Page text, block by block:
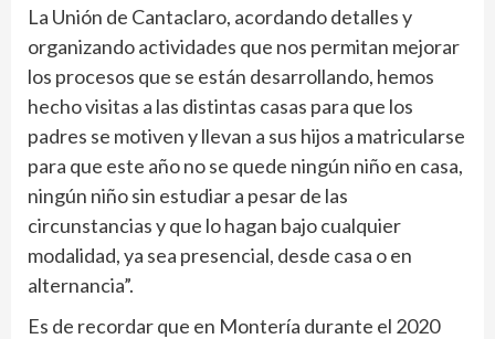
La Unión de Cantaclaro, acordando detalles y
organizando actividades que nos permitan mejorar
los procesos que se están desarrollando, hemos
hecho visitas a las distintas casas para que los
padres se motiven y llevan a sus hijos a matricularse
para que este año no se quede ningún niño en casa,
ningún niño sin estudiar a pesar de las
circunstancias y que lo hagan bajo cualquier
modalidad, ya sea presencial, desde casa o en
alternancia”.
Es de recordar que en Montería durante el 2020